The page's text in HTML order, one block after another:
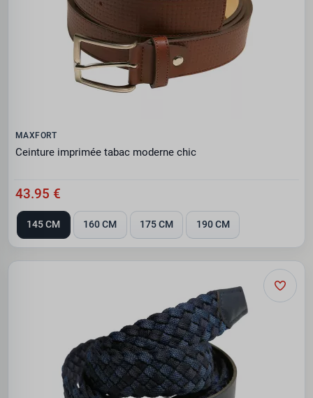
MAXFORT
Ceinture imprimée tabac moderne chic
43.95 €
145 CM 160 CM 175 CM 190 CM